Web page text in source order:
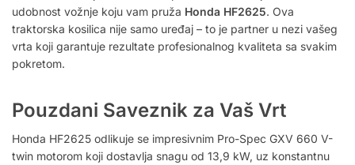
udobnost vožnje koju vam pruža Honda HF2625. Ova
traktorska kosilica nije samo uređaj – to je partner u nezi vašeg
vrta koji garantuje rezultate profesionalnog kvaliteta sa svakim
pokretom.
Pouzdani Saveznik za Vaš Vrt
Honda HF2625 odlikuje se impresivnim Pro-Spec GXV 660 V-
twin motorom koji dostavlja snagu od 13,9 kW, uz konstantnu